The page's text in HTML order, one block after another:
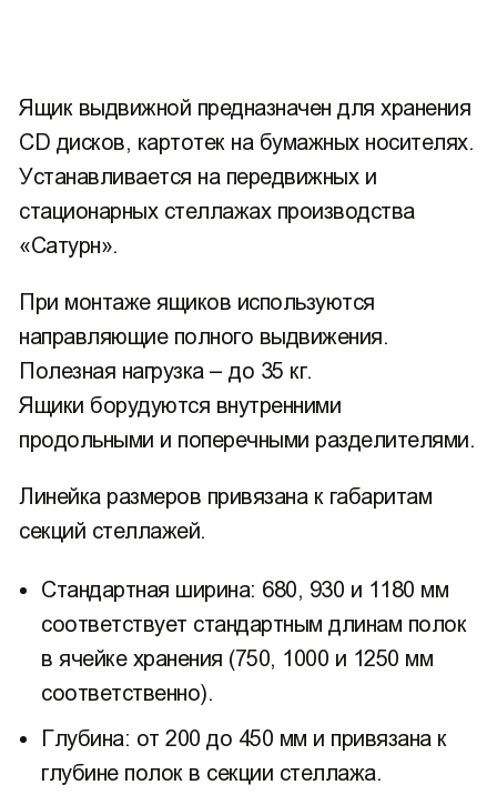
Ящик выдвижной предназначен для хранения
CD дисков, картотек на бумажных носителях.
Устанавливается на передвижных и
стационарных стеллажах производства
«Сатурн».
При монтаже ящиков используются
направляющие полного выдвижения.
Полезная нагрузка – до 35 кг.
Ящики борудуются внутренними
продольными и поперечными разделителями.
Линейка размеров привязана к габаритам
секций стеллажей.
Стандартная ширина: 680, 930 и 1180 мм
соответствует стандартным длинам полок
в ячейке хранения (750, 1000 и 1250 мм
соответственно).
Глубина: от 200 до 450 мм и привязана к
глубине полок в секции стеллажа.